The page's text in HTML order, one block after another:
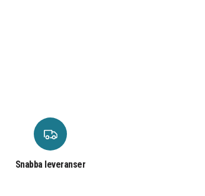
Snabba leveranser